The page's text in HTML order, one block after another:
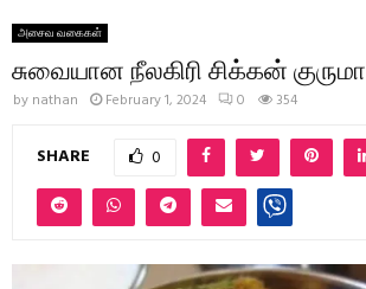
அசைவ வகைகள்
சுவையான நீலகிரி சிக்கன் குருமா
by nathan February 1, 2024 0 354
SHARE 0